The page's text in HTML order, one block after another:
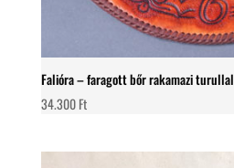
Falióra – faragott bőr rakamazi turullal
34.300Ft